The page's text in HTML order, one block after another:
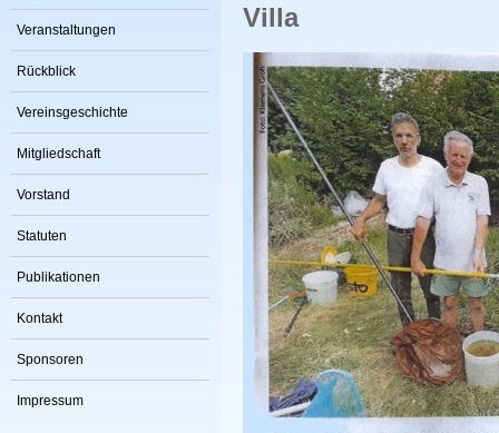
Veranstaltungen
Rückblick
Vereinsgeschichte
Mitgliedschaft
Vorstand
Statuten
Publikationen
Kontakt
Sponsoren
Impressum
Villa